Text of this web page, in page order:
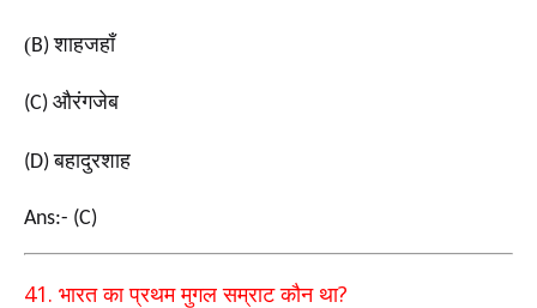
(B)शाहजहाँ
(C) औरंगजेब
(D)बहादुरशाह
Ans:- (C)
41. भारत का प्रथम मुगल सम्राट कौन था?